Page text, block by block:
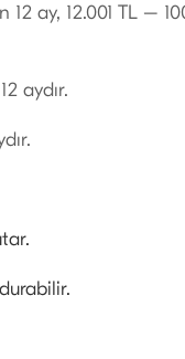
ay, 12.001 TL –
aydır.